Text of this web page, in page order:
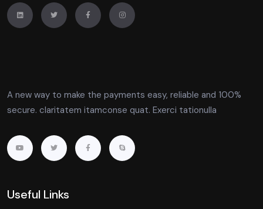
A new way to make the payments easy, reliable and 100%
secure. claritatem itamconse quat. Exerci tationulla
Useful Links